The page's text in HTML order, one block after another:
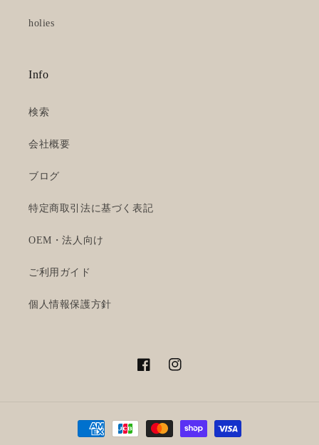
holies
Info
検索
会社概要
ブログ
特定商取引法に基づく表記
OEM・法人向け
ご利用ガイド
個人情報保護方針
FacebookInstagram
Payment
methods